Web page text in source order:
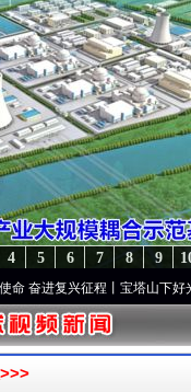
9
8
7
6
5
4
复兴征程丨宝塔山下好光景..